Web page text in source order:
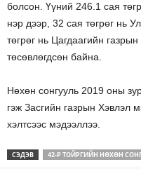
болсон. Үүний 246.1 сая
нэр дээр, 32 сая төгрөг нь
төгрөг нь Цагдаагийн
төсөвлөгдсөн байна.
Нөхөн сонгууль 2019 оны
гэж Засгийн газрын Хэвлэл
хэлтсээс мэдээллээ.
СЭДЭВ 42-Р ТОЙРГИЙН НӨХӨН